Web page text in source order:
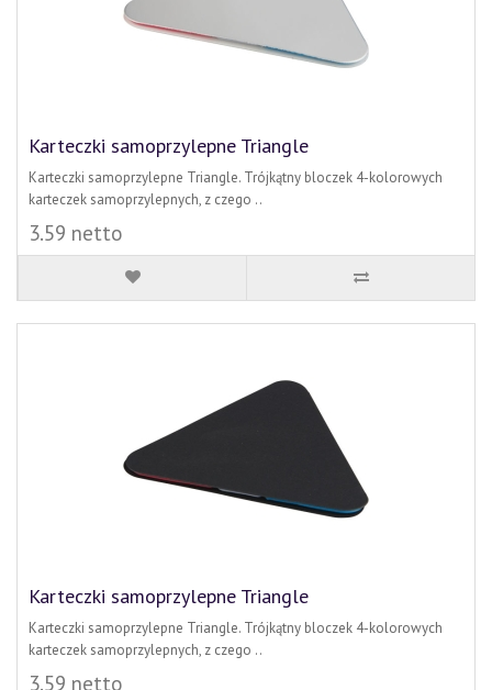
Karteczki samoprzylepne Triangle
Karteczki samoprzylepne Triangle. Trójkątny bloczek 4-kolorowych
karteczek samoprzylepnych, z czego ..
3.59 netto
Karteczki samoprzylepne Triangle
Karteczki samoprzylepne Triangle. Trójkątny bloczek 4-kolorowych
karteczek samoprzylepnych, z czego ..
3.59 netto